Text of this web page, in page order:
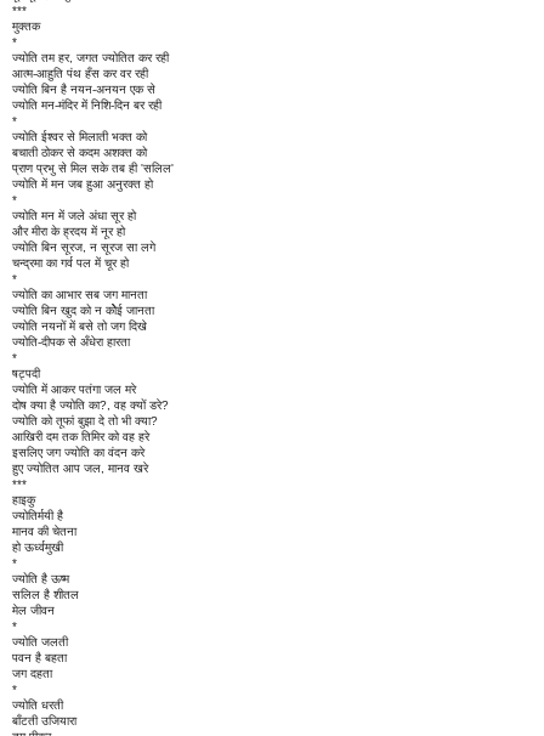
***
मुक्तक
*
ज्योति तम हर, जगत ज्योतित कर रही
आत्म-आहुति पंथ हँस कर वर रही
ज्योति बिन है नयन-अनयन एक से
ज्योति मन-मंदिर में निशि-दिन बर रही
*
ज्योति ईश्वर से मिलाती भक्त को
बचाती ठोकर से कदम अशक्त को
प्राण प्रभु से मिल सके तब ही 'सलिल'
ज्योति में मन जब हुआ अनुरक्त हो
*
ज्योति मन में जले अंधा सूर हो
और मीरा के ह्रदय में नूर हो
ज्योति बिन सूरज, न सूरज सा लगे
चन्द्रमा का गर्व पल में चूर हो
*
ज्योति का आभार सब जग मानता
ज्योति बिन खुद को न कोेेई जानता
ज्योति नयनों में बसे तो जग दिखे
ज्योति-दीपक से अँधेरा हारता
*
षट्पदी
ज्योति में आकर पतंगा जल मरे
दोष क्या है ज्योति का?, वह क्यों डरे?
ज्योति को तूफां बुझा दे तो भी क्या?
आखिरी दम तक तिमिर को वह हरे
इसलिए जग ज्योति का वंदन करे
हुए ज्योतित आप जल, मानव खरे
***
हाइकु
ज्योतिर्मयी है
मानव की चेतना
हो ऊर्ध्वमुखी
*
ज्योति है ऊष्म
सलिल है शीतल
मेल जीवन
*
ज्योति जलती
पवन है बहता
जग दहता
*
ज्योति धरती
बाँटती उजियारा